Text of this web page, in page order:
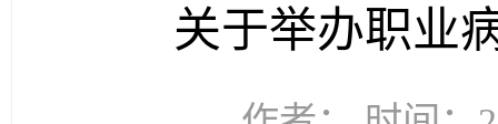
关于举办职业